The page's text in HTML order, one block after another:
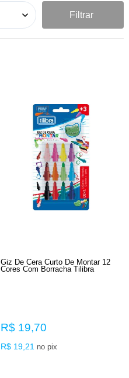
Filtrar
Giz De Cera Curto De Montar 12
Cores Com Borracha Tilibra
R$ 19,70
R$ 19,21 no pix